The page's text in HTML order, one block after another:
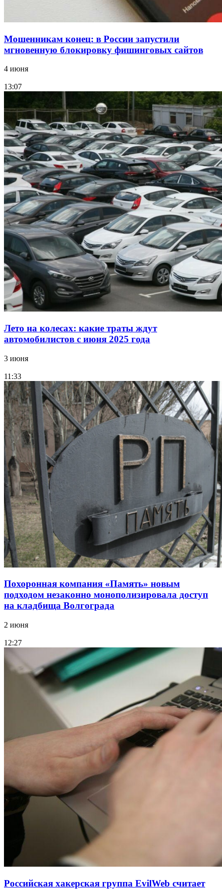
Мошенникам конец: в России запустили
мгновенную блокировку фишинговых сайтов
4 июня
13:07
Лето на колесах: какие траты ждут
автомобилистов с июня 2025 года
3 июня
11:33
Похоронная компания «Память» новым
подходом незаконно монополизировала доступ
на кладбища Волгограда
2 июня
12:27
Российская хакерская группа EvilWeb считает